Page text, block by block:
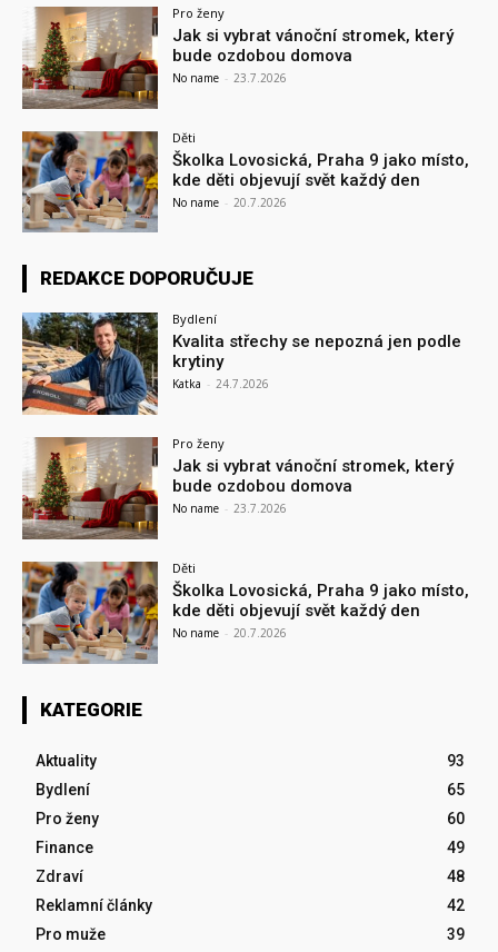
Pro ženy
Jak si vybrat vánoční stromek, který
bude ozdobou domova
No name - 23.7.2026
Děti
Školka Lovosická, Praha 9 jako místo,
kde děti objevují svět každý den
No name - 20.7.2026
REDAKCE DOPORUČUJE
Bydlení
Kvalita střechy se nepozná jen podle
krytiny
Katka - 24.7.2026
Pro ženy
Jak si vybrat vánoční stromek, který
bude ozdobou domova
No name - 23.7.2026
Děti
Školka Lovosická, Praha 9 jako místo,
kde děti objevují svět každý den
No name - 20.7.2026
KATEGORIE
Aktuality
93
Bydlení
65
Pro ženy
60
Finance
49
Zdraví
48
Reklamní články
42
Pro muže
39